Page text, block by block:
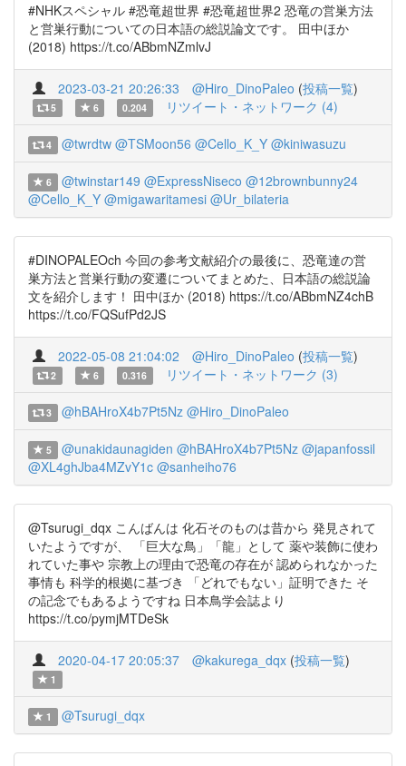
#NHKスペシャル #恐竜超世界 #恐竜超世界2 恐竜の営巣方法
と営巣行動についての日本語の総説論文です。 田中ほか
(2018) https://t.co/ABbmNZmlvJ
2023-03-21 20:26:33 @Hiro_DinoPaleo (投稿一覧)
5 6 0.204 リツイート・ネットワーク (4)
4 @twrdtw @TSMoon56 @Cello_K_Y @kiniwasuzu
6 @twinstar149 @ExpressNiseco @12brownbunny24
@Cello_K_Y @migawaritamesi @Ur_bilateria
#DINOPALEOch 今回の参考文献紹介の最後に、恐竜達の営
巣方法と営巣行動の変遷についてまとめた、日本語の総説論
文を紹介します！ 田中ほか (2018) https://t.co/ABbmNZ4chB
https://t.co/FQSufPd2JS
2022-05-08 21:04:02 @Hiro_DinoPaleo (投稿一覧)
2 6 0.316 リツイート・ネットワーク (3)
3 @hBAHroX4b7Pt5Nz @Hiro_DinoPaleo
5 @unakidaunagiden @hBAHroX4b7Pt5Nz @japanfossil
@XL4ghJba4MZvY1c @sanheiho76
@Tsurugi_dqx こんばんは 化石そのものは昔から 発見されて
いたようですが、 「巨大な鳥」「龍」として 薬や装飾に使わ
れていた事や 宗教上の理由で恐竜の存在が 認められなかった
事情も 科学的根拠に基づき 「どれでもない」証明できた そ
の記念でもあるようですね 日本鳥学会誌より
https://t.co/pymjMTDeSk
2020-04-17 20:05:37 @kakurega_dqx (投稿一覧)
1
1 @Tsurugi_dqx